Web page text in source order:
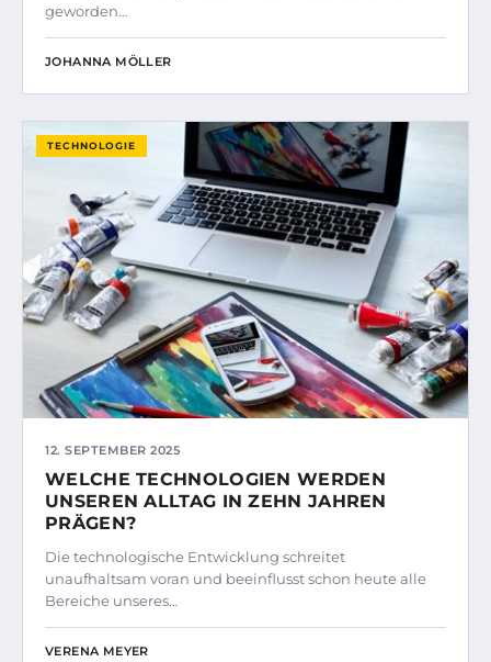
geworden…
JOHANNA MÖLLER
TECHNOLOGIE
12. SEPTEMBER 2025
WELCHE TECHNOLOGIEN WERDEN
UNSEREN ALLTAG IN ZEHN JAHREN
PRÄGEN?
Die technologische Entwicklung schreitet
unaufhaltsam voran und beeinflusst schon heute alle
Bereiche unseres…
VERENA MEYER